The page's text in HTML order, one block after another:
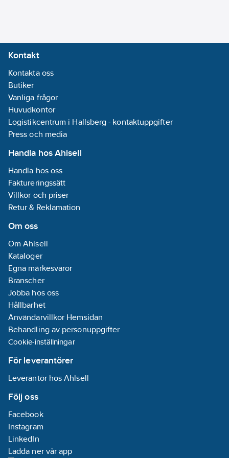
Kontakt
Kontakta oss
Butiker
Vanliga frågor
Huvudkontor
Logistikcentrum i Hallsberg - kontaktuppgifter
Press och media
Handla hos Ahlsell
Handla hos oss
Faktureringssätt
Villkor och priser
Retur & Reklamation
Om oss
Om Ahlsell
Kataloger
Egna märkesvaror
Branscher
Jobba hos oss
Hållbarhet
Användarvillkor Hemsidan
Behandling av personuppgifter
Cookie-inställningar
För leverantörer
Leverantör hos Ahlsell
Följ oss
Facebook
Instagram
LinkedIn
Ladda ner vår app